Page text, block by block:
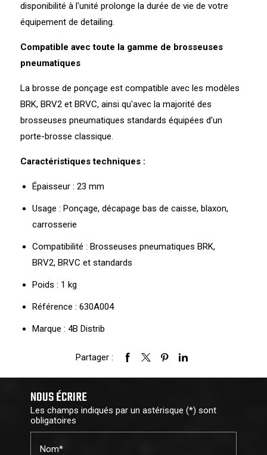
disponibilité à l'unité prolonge la durée de vie de votre
équipement de detailing.
Compatible avec toute la gamme de brosseuses
pneumatiques
La brosse de ponçage est compatible avec les modèles
BRK, BRV2 et BRVC, ainsi qu'avec la majorité des
brosseuses pneumatiques standards équipées d'un
porte-brosse classique.
Caractéristiques techniques :
Épaisseur : 23 mm
Usage : Ponçage, décapage bas de caisse, blaxon,
carrosserie
Compatibilité : Brosseuses pneumatiques BRK,
BRV2, BRVC et standards
Poids : 1 kg
Référence : 630A004
Marque : 4B Distrib
Partager :
NOUS ÉCRIRE
Les champs indiqués par un astérisque (*) sont
obligatoires
Nom*